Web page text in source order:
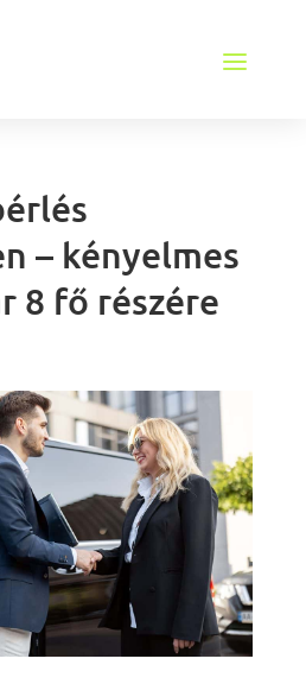
– kényelmes
8 fő részére